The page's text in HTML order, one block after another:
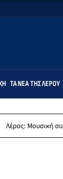
ΤΑ ΝΈΑ ΤΗΣ ΛΈΡΟΥ
συναυλία των